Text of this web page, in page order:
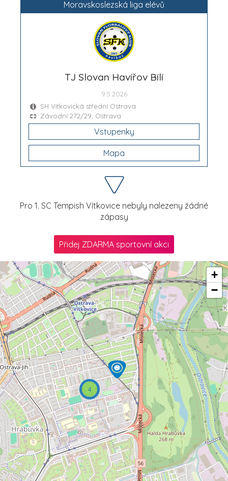
Moravskoslezská liga elévů
TJ Slovan Havířov Bílí
9.5.2026
SH Vítkovická střední Ostrava
Závodní 272/29, Ostrava
Vstupenky
Mapa
Pro 1. SC Tempish Vítkovice nebyly nalezeny žádné
zápasy
Přidej ZDARMA sportovní akci
4
+
−